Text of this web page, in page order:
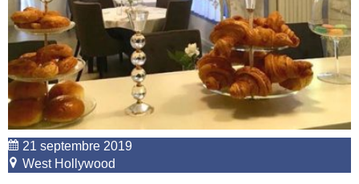
21 septembre 2019
West Hollywood